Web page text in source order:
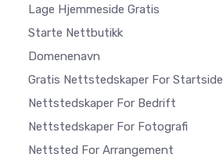
Lage Hjemmeside Gratis
Starte Nettbutikk
Domenenavn
Gratis Nettstedskaper For Startside
Nettstedskaper For Bedrift
Nettstedskaper For Fotografi
Nettsted For Arrangement